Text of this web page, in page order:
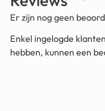
Er zijn nog geen
Enkel ingelogde
hebben, kunnen een